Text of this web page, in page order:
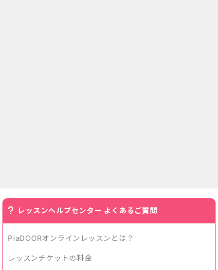
レッスンヘルプセンター よくあるご質問
PiaDOORオンラインレッスンとは？
レッスンチケットの料金